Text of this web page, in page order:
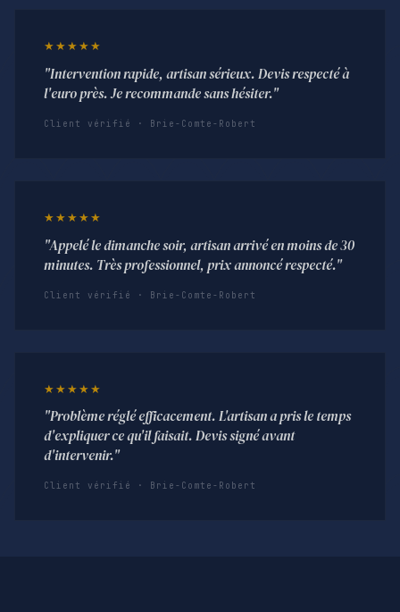
★★★★★
"Intervention rapide, artisan sérieux. Devis respecté à
l'euro près. Je recommande sans hésiter."
Client vérifié · Brie-Comte-Robert
★★★★★
"Appelé le dimanche soir, artisan arrivé en moins de 30
minutes. Très professionnel, prix annoncé respecté."
Client vérifié · Brie-Comte-Robert
★★★★★
"Problème réglé efficacement. L'artisan a pris le temps
d'expliquer ce qu'il faisait. Devis signé avant
d'intervenir."
Client vérifié · Brie-Comte-Robert